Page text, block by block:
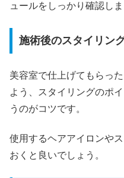
ュールをしっかり確認しま
施術後のスタイリン
美容室で仕上げてもらっ
よう、スタイリングのポ
うのがコツです。
使用するヘアアイロンや
おくと良いでしょう。